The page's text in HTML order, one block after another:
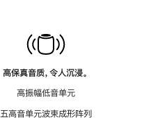
高保真音质，令人沉浸。
高振幅低音单元
五高音单元波束成形阵列